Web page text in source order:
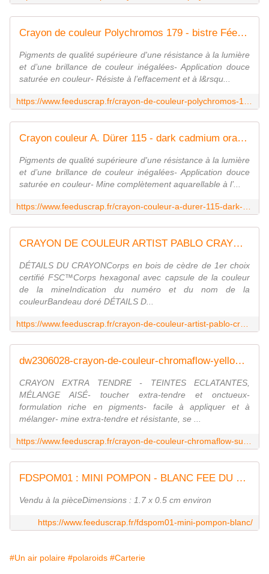
Crayon de couleur Polychromos 179 - bistre Fée du Scrap
Pigments de qualité supérieure d'une résistance à la lumière
et d’une brillance de couleur inégalées- Application douce
saturée en couleur- Résiste à l’effacement et à l&rsqu...
Crayon couleur A. Dürer 115 - dark cadmium orange Fée du Scrap
Pigments de qualité supérieure d'une résistance à la lumière
et d’une brillance de couleur inégalées- Application douce
saturée en couleur- Mine complètement aquarellable à l’...
CRAYON DE COULEUR ARTIST PABLO CRAYON ROUGE DE VENISE FEE DU SCRAP
DÉTAILS DU CRAYONCorps en bois de cèdre de 1er choix
certifié FSC™Corps hexagonal avec capsule de la couleur
de la mineIndication du numéro et du nom de la
couleurBandeau doré DÉTAILS D...
dw2306028-crayon-de-couleur-chromaflow-yellow-citrus derwent-fee-du-scrap
CRAYON EXTRA TENDRE - TEINTES ECLATANTES,
MÉLANGE AISÉ- toucher extra-tendre et onctueux-
formulation riche en pigments- facile à appliquer et à
mélanger- mine extra-tendre et résistante, se ...
FDSPOM01 : MINI POMPON - BLANC FEE DU SCRAP
Vendu à la pièceDimensions : 1.7 x 0.5 cm environ
https://www.feeduscrap.fr/fdspom01-mini-pompon-blanc/
#Un air polaire #polaroids #Carterie